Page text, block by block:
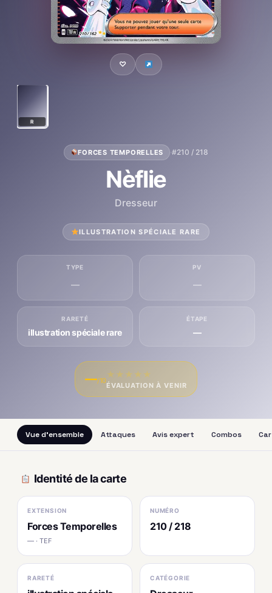
♡
R
FORCES TEMPORELLES ·#210 / 218
Nèflie
Dresseur
ILLUSTRATION SPÉCIALE RARE
TYPE
—
PV
—
RARETÉ
illustration spéciale rare
ÉTAPE
—
—/10
★ ★ ★ ★ ★
ÉVALUATION À VENIR
Vue d'ensemble Attaques Avis expert Combos
Identité de la carte
EXTENSION
Forces Temporelles
— · TEF
NUMÉRO
210 / 218
RARETÉ CATÉGORIE